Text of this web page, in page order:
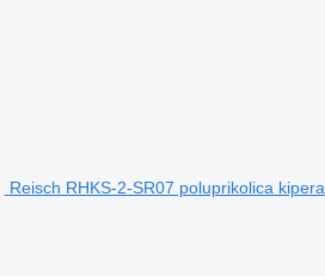
Reisch RHKS-2-SR07 poluprikolica kipera